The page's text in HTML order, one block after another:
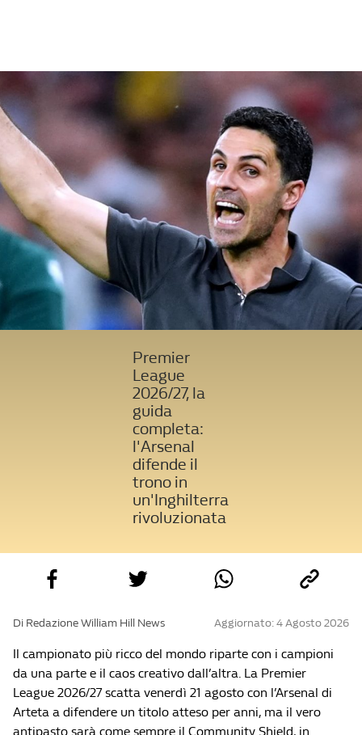
Premier
League
2026/27, la
guida
completa:
l'Arsenal
difende il
trono in
un'Inghilterra
rivoluzionata
Di Redazione William Hill News Aggiornato: 4 Agosto 2026
Il campionato più ricco del mondo riparte con i campioni
da una parte e il caos creativo dall’altra. La Premier
League 2026/27 scatta venerdì 21 agosto con l’Arsenal di
Arteta a difendere un titolo atteso per anni, ma il vero
antipasto sarà come sempre il Community Shield, in